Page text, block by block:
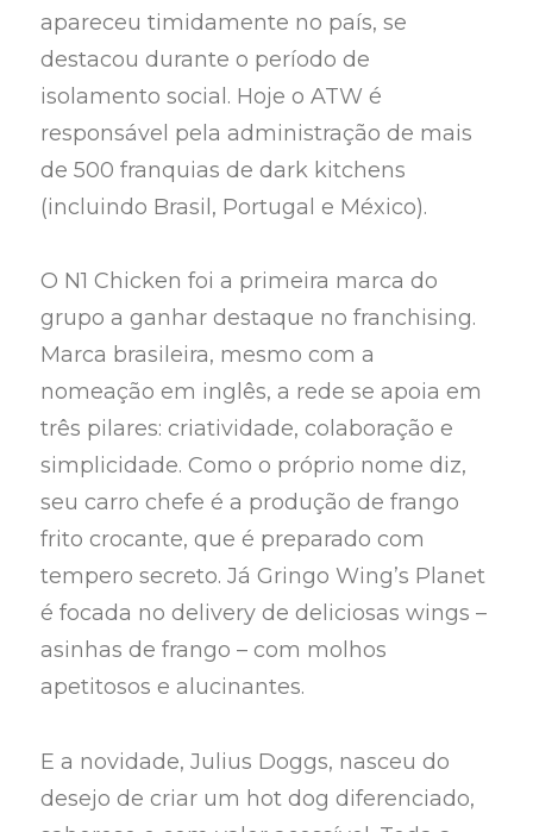
apareceu timidamente no país, se
destacou durante o período de
isolamento social. Hoje o ATW é
responsável pela administração de mais
de 500 franquias de dark kitchens
(incluindo Brasil, Portugal e México).
O N1 Chicken foi a primeira marca do
grupo a ganhar destaque no franchising.
Marca brasileira, mesmo com a
nomeação em inglês, a rede se apoia em
três pilares: criatividade, colaboração e
simplicidade. Como o próprio nome diz,
seu carro chefe é a produção de frango
frito crocante, que é preparado com
tempero secreto. Já Gringo Wing’s Planet
é focada no delivery de deliciosas wings –
asinhas de frango – com molhos
apetitosos e alucinantes.
E a novidade, Julius Doggs, nasceu do
desejo de criar um hot dog diferenciado,